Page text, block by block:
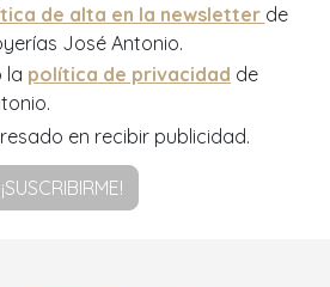
de alta en la newsletter de
José Antonio.
la política de privacidad de
en recibir publicidad.
¡SUSCRIBIRME!